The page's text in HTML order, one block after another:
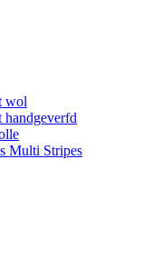
wol
handgeverfd
Multi Stripes